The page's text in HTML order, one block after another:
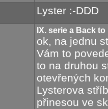
Lyster :-DDD
IX. serie a Back to
ok, na jednu
Vám to
to na druhou
otevřených
Lysterova
přinesou ve